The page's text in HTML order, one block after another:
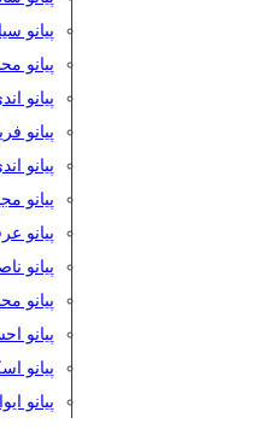
پیانو
پیانو
پیانو
پیانو
پیانو
پیانو
پیانو
پیانو
پیانو
پیانو
پیانو
پیانو